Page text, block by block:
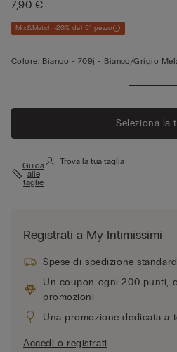
7,90 €
Mix&Match -20% dal 5° pezzo
Colore: Bianco - 709j - Bianco/grigio
Seleziona la
Guida
alle
taglie
Trova la tua taglia
Registrati a My Intimissimi
Spese di spedizione
Un coupon ogni 200 punti,
promozioni
Una promozione dedicata a
Accedi o registrati